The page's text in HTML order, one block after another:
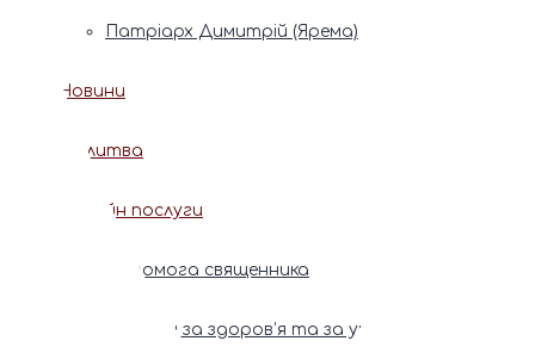
Патріарх Димитрій (Ярема)
Новини
Молитва
Онлайн послуги
Допомога священника
Записки за здоров’я та за упокій